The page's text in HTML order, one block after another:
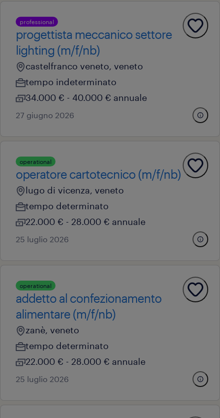
professional
progettista meccanico settore
lighting (m/f/nb)
castelfranco veneto, veneto
tempo indeterminato
34.000 € - 40.000 € annuale
27 giugno 2026
operational
operatore cartotecnico (m/f/nb)
lugo di vicenza, veneto
tempo determinato
22.000 € - 28.000 € annuale
25 luglio 2026
operational
addetto al confezionamento
alimentare (m/f/nb)
zanè, veneto
tempo determinato
22.000 € - 28.000 € annuale
25 luglio 2026